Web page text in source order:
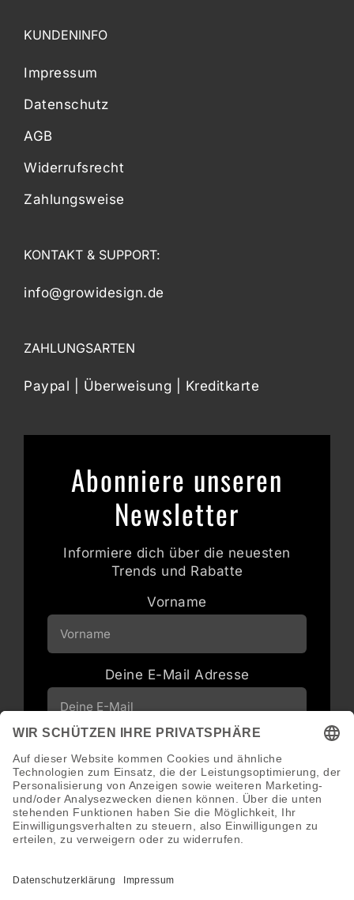
KUNDENINFO
Impressum
Datenschutz
AGB
Widerrufsrecht
Zahlungsweise
KONTAKT & SUPPORT:
info@growidesign.de
ZAHLUNGSARTEN
Paypal | Überweisung | Kreditkarte
Abonniere unseren
Newsletter
Informiere dich über die neuesten
Trends und Rabatte
Vorname
Deine E-Mail Adresse
erhalten
Abonnieren
Abmeldung jederzeit möglich.